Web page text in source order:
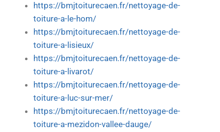
https://bmjtoiturecaen.fr/nettoyage-de-
toiture-a-le-hom/
https://bmjtoiturecaen.fr/nettoyage-de-
toiture-a-lisieux/
https://bmjtoiturecaen.fr/nettoyage-de-
toiture-a-livarot/
https://bmjtoiturecaen.fr/nettoyage-de-
toiture-a-luc-sur-mer/
https://bmjtoiturecaen.fr/nettoyage-de-
toiture-a-mezidon-vallee-dauge/